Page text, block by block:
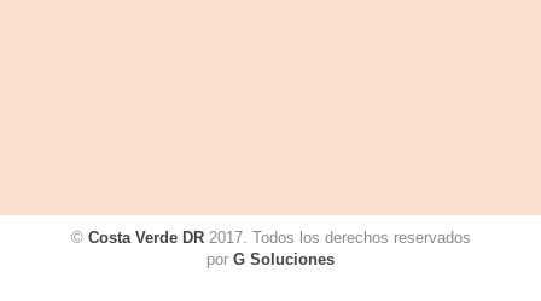
© Costa Verde DR2017. Todos los derechos reservados
por G Soluciones